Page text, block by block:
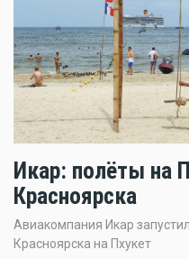
Икар: полёты на
Красноярска
Авиакомпания Икар
Красноярска на Пхукет